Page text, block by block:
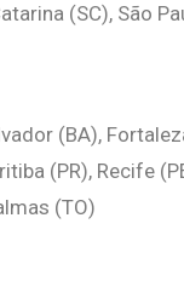
(SC), São
(BA),
(PR), Recife
(TO)